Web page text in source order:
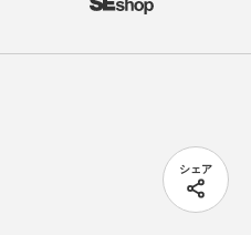
シェア